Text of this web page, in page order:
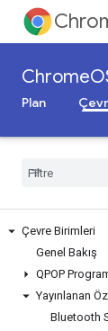
Plan
Çevre Birimleri
Genel Bakış
QPOP
Yayınlanan
Bluetooth